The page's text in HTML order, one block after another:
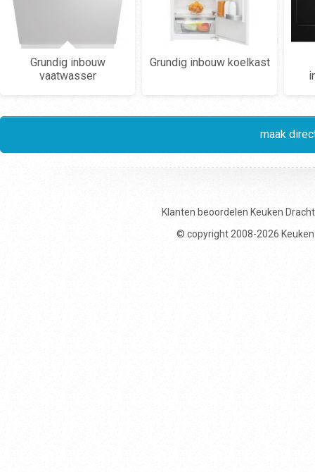
Grundig inbouw
vaatwasser
Grundig inbouw koelkast
maak
Klanten beoordelen Keuken
© copyright 2008-2026